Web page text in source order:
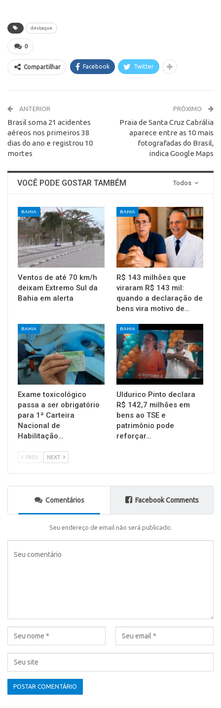
destaque
0
Compartilhar Facebook Twitter
ANTERIOR
Brasil soma 21 acidentes
aéreos nos primeiros 38
dias do ano e registrou 10
mortes
PRÓXIMO
Praia de Santa Cruz Cabrália
aparece entre as 10 mais
fotografadas do Brasil,
indica Google Maps
Todos
VOCÊ PODE GOSTAR TAMBÉM
BAHIA
Ventos de até 70 km/h
deixam Extremo Sul da
Bahia em alerta
BAHIA
R$ 143 milhões que
viraram R$ 143 mil:
quando a declaração de
bens vira motivo de…
BAHIA
Exame toxicológico
passa a ser obrigatório
para 1ª Carteira
Nacional de
Habilitação…
BAHIA
Uldurico Pinto declara
R$ 142,7 milhões em
bens ao TSE e
patrimônio pode
reforçar…
PREV NEXT
Comentários Facebook Comments
Seu endereço de email não será publicado.